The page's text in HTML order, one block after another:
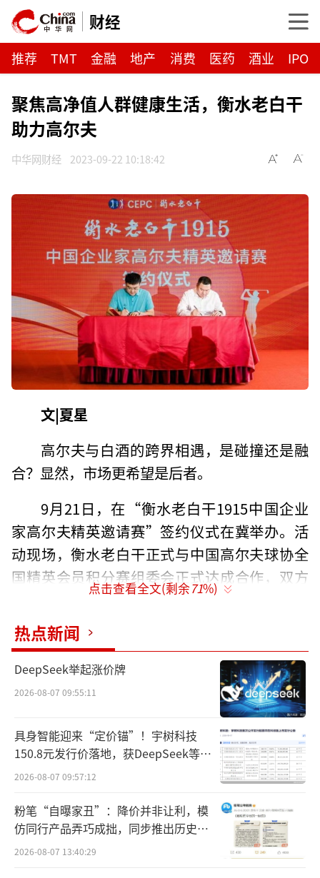
财经
推荐 TMT 金融 地产 消费 医药 酒业 IPO
聚焦高净值人群健康生活，衡水老白干
助力高尔夫
中华网财经 2023-09-22 10:18:42
文|夏星
高尔夫与白酒的跨界相遇，是碰撞还是融
合？显然，市场更希望是后者。
9月21日，在“衡水老白干1915中国企业
家高尔夫精英邀请赛”签约仪式在冀举办。活
动现场，衡水老白干正式与中国高尔夫球协全
国精英会员积分赛组委会正式达成合作，双方
将以此为契机，积极推动中国高尔夫产业的各
项合作和赛事IP打造，全面助力健康中国和体
育强国建设。
“高尔夫球在中国的发展前景令人振奋，
但仍有许多机遇和挑战等待我们去探索和应
对。”中国高尔夫球协会全国精英会员赛事积
分项目组委员会主席陈海洋表示，希望更多企
业可以像衡水老白干一样，通过赞助高尔夫比
的发展，为高尔夫爱好者创造更多交流的机
会。
点击查看全文(剩余71%)
热点新闻
DeepSeek举起涨价牌
2026-08-07 09:55:11
具身智能迎来“定价锚”！宇树科技
150.8元发行价落地，获DeepSeek等豪
华战配加持
2026-08-07 09:57:12
粉笔“自曝家丑”：降价并非让利，模
仿同行产品弄巧成拙，同步推出历史学
员退费方案
2026-08-07 13:40:29